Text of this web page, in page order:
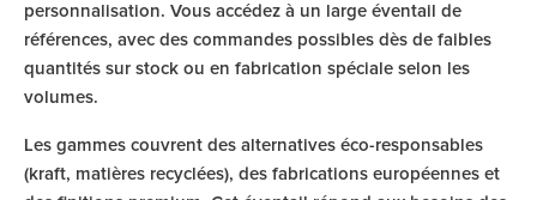
personnalisation. Vous accédez à un large éventail de
références, avec des commandes possibles dès de faibles
quantités sur stock ou en fabrication spéciale selon les
volumes.
Les gammes couvrent des alternatives éco-responsables
(kraft, matières recyclées), des fabrications européennes et